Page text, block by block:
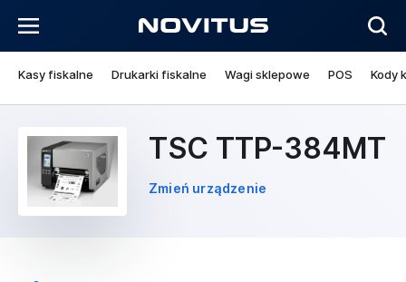
Kasy fiskalne Drukarki fiskalne Wagi sklepowe POS Kody
TSC TTP-384MT
Zmień urządzenie